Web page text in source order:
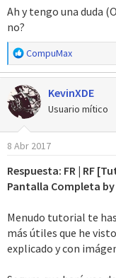
Ah y tengo una duda
no?
R
e
a
c
c
i
o
n
s
:
CompuMax
KevinXDE
Usuario mítico
8 Abr 2017
Respuesta: FR | RF
Pantalla Completa
Menudo tutorial te
más útiles que he
explicado y con